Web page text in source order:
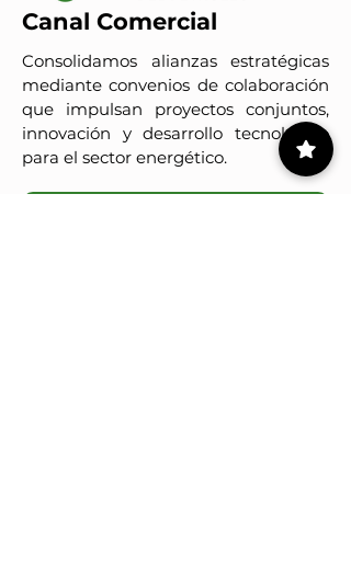
Canal Comercial
Consolidamos alianzas estratégicas
mediante convenios de colaboración
que impulsan proyectos conjuntos,
innovación y desarrollo tecnológico
para el sector energético.